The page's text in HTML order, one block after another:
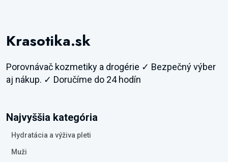
Krasotika.sk
Porovnávač kozmetiky a drogérie ✓ Bezpečný výber
aj nákup. ✓ Doručíme do 24 hodín
Najvyššia kategória
Hydratácia a výživa pleti
Muži